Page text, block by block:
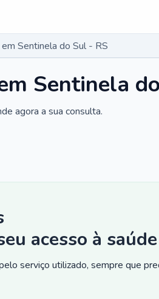
Sentinela do Sul - RS
Sentinela
agora a sua consulta.
acesso à saúde
serviço utilizado, sempre que